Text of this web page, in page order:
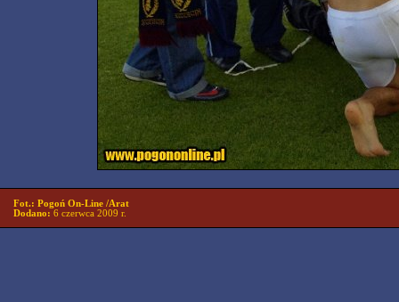
Fot.: Pogoń On-Line /Arat
Dodano: 6 czerwca 2009 r.